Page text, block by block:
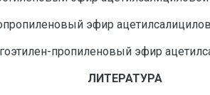
эфир
пропиленовый эфир
ЛИТЕРАТУРА